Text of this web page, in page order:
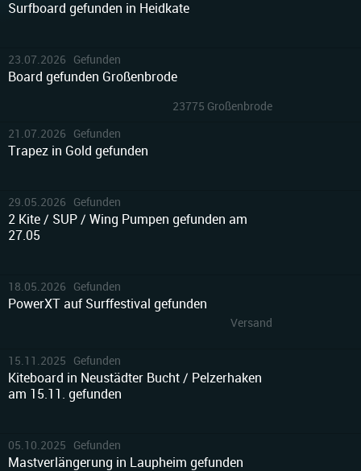
Surfboard gefunden in Heidkate
23.07.2026 Gefunden
Board gefunden Großenbrode
23775 Großenbrode
21.07.2026 Gefunden
Trapez in Gold gefunden
29.05.2026 Gefunden
2 Kite / SUP / Wing Pumpen gefunden am
27.05
18.05.2026 Gefunden
PowerXT auf Surffestival gefunden
Versand
15.11.2025 Gefunden
Kiteboard in Neustädter Bucht / Pelzerhaken
am 15.11. gefunden
05.10.2025 Gefunden
Mastverlängerung in Laupheim gefunden